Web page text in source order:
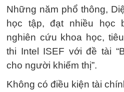
Những năm phổ thông,
học tập, đạt nhiều học
nghiên cứu khoa học,
thi Intel ISEF với đề tài
cho người khiếm thị”.
Không có điều kiện tài